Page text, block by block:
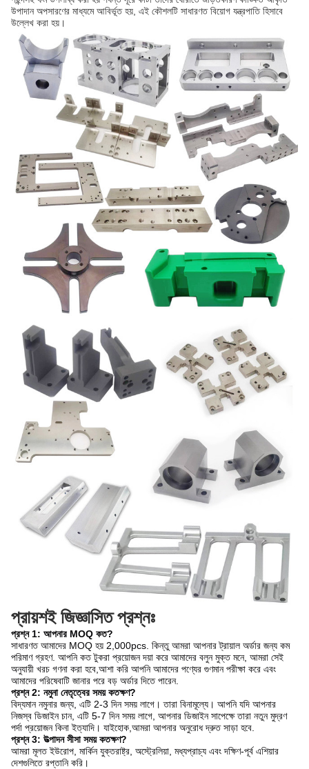
উপাদান অপসারণের মাধ্যমে আবির্ভূত হয়, এই কৌশলটি সাধারণত বিয়োগ যন্ত্রপাতি হিসাবে
উল্লেখ করা হয়।
প্রায়শই জিজ্ঞাসিত প্রশ্নঃ
প্রশ্ন 1: আপনার MOQ কত?
সাধারণত আমাদের MOQ হয় 2,000pcs. কিন্তু আমরা আপনার ট্রায়াল অর্ডার জন্য কম
পরিমাণ গ্রহণ. আপনি কত টুকরা প্রয়োজন দয়া করে আমাদের বলুন মুক্ত মনে, আমরা সেই
অনুযায়ী খরচ গণনা করা হবে,আশা করি আপনি আমাদের পণ্যের গুণমান পরীক্ষা করে এবং
আমাদের পরিষেবাটি জানার পরে বড় অর্ডার দিতে পারেন.
প্রশ্ন 2: নমুনা নেতৃত্বের সময় কতক্ষণ?
বিদ্যমান নমুনার জন্য, এটি 2-3 দিন সময় লাগে। তারা বিনামূল্যে। আপনি যদি আপনার
নিজস্ব ডিজাইন চান, এটি 5-7 দিন সময় লাগে, আপনার ডিজাইন সাপেক্ষে তারা নতুন মুদ্রণ
পর্দা প্রয়োজন কিনা ইত্যাদি। যাইহোক,আমরা আপনার অনুরোধ দ্রুত সাড়া হবে.
প্রশ্ন 3: উত্পাদন সীসা সময় কতক্ষণ?
আমরা মূলত ইউরোপ, মার্কিন যুক্তরাষ্ট্র, অস্ট্রেলিয়া, মধ্যপ্রাচ্য এবং দক্ষিণ-পূর্ব এশিয়ার
দেশগুলিতে রপ্তানি করি।